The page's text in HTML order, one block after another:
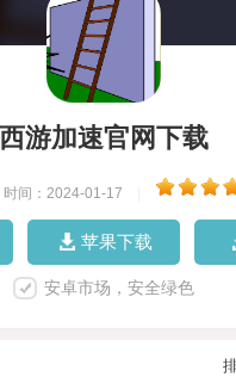
西游加速官网下载
时间：2024-01-17
苹果下载
安卓市场，安全绿色